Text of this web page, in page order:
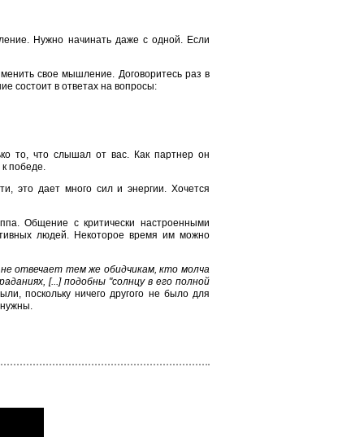
Нужно начинать даже с одной. Если
свое мышление. Договоритесь раз в
состоит в ответах на вопросы:
то, что слышал от вас. Как партнер он
победе.
это дает много сил и энергии. Хочется
Общение с критически настроенными
людей. Некоторое время им можно
отвечает тем же обидчикам, кто молча
[...] подобны "солнцу в его полной
поскольку ничего другого не было для
нужны.